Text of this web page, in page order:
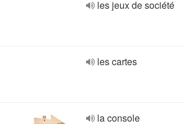
les jeux de société
les cartes
la console